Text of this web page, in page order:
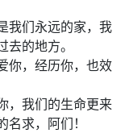
我们永远的家，我
的地方。
你，经历你，也效
，我们的生命更来
求，阿们！